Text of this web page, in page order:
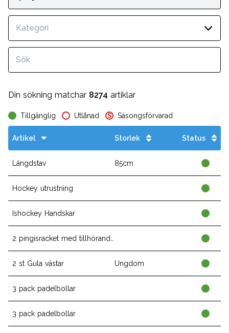
Kategori
Din sökning matchar 8274 artiklar
Tillgänglig Utlånad S Säsongsförvarad
Artikel Storlek Status
Längdstav 85cm
Hockey utrustning
Ishockey Handskar
2 st Gula västar Ungdom
3 pack padelbollar
3 pack padelbollar